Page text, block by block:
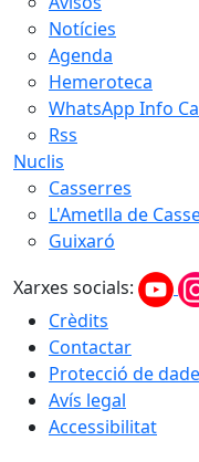
Notícies
Agenda
Hemeroteca
WhatsApp Info
Rss
Nuclis
Casserres
L'Ametlla de
Guixaró
Xarxes socials:
Crèdits
Contactar
Protecció de
Avís legal
Accessibilitat